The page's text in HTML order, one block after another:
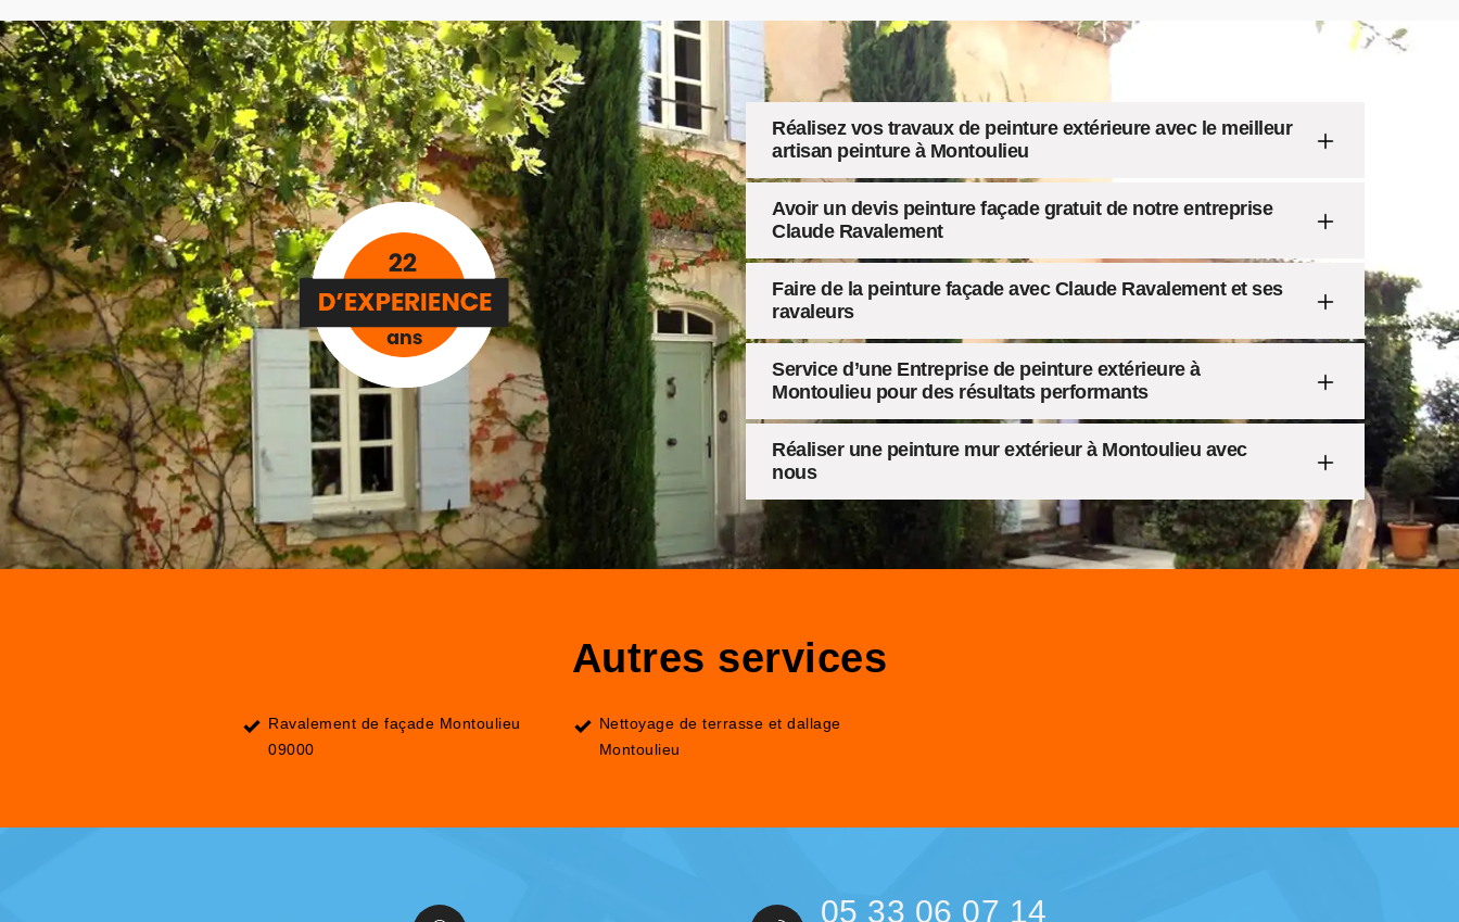
Réalisez vos travaux de peinture extérieure avec le meilleur
artisan peinture à Montoulieu
Avoir un devis peinture façade gratuit de notre entreprise
Claude Ravalement
Faire de la peinture façade avec Claude Ravalement et ses
ravaleurs
Service d’une Entreprise de peinture extérieure à
Montoulieu pour des résultats performants
Réaliser une peinture mur extérieur à Montoulieu avec
nous
Autres services
Ravalement de façade Montoulieu
09000
Nettoyage de terrasse et dallage
Montoulieu
05 33 06 07 14